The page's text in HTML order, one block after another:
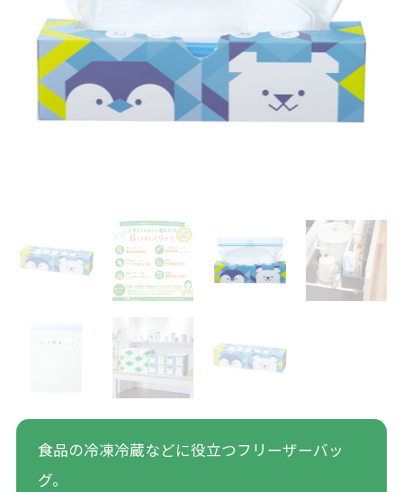
食品の冷凍冷蔵などに役立つフリーザーバッ
グ。